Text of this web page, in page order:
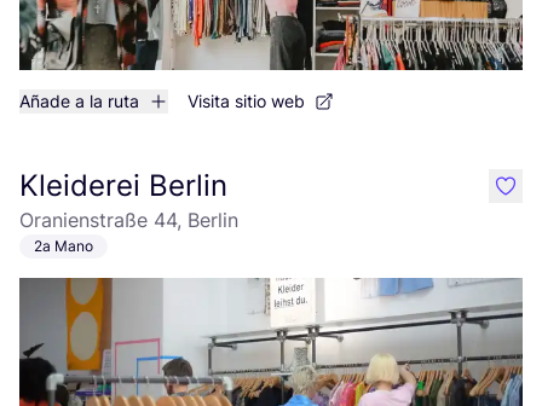
Añade a la ruta Visita sitio web
Kleiderei Berlin
Oranienstraße 44, Berlin
2a Mano
like